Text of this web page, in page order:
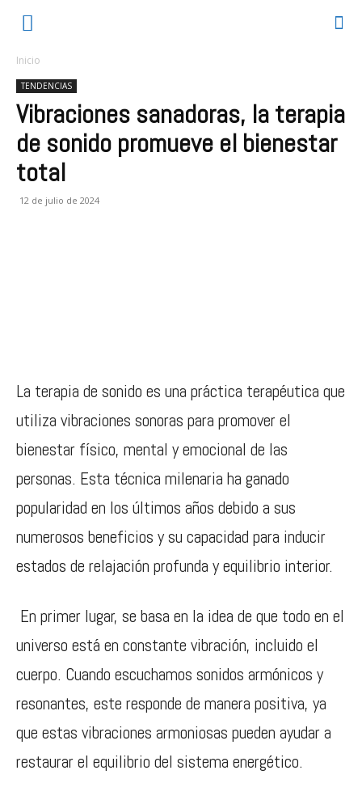
Inicio
TENDENCIAS
Vibraciones sanadoras, la terapia
de sonido promueve el bienestar
total
12 de julio de 2024
La terapia de sonido es una práctica terapéutica que
utiliza vibraciones sonoras para promover el
bienestar físico, mental y emocional de las
personas. Esta técnica milenaria ha ganado
popularidad en los últimos años debido a sus
numerosos beneficios y su capacidad para inducir
estados de relajación profunda y equilibrio interior.
En primer lugar, se basa en la idea de que todo en el
universo está en constante vibración, incluido el
cuerpo. Cuando escuchamos sonidos armónicos y
resonantes, este responde de manera positiva, ya
que estas vibraciones armoniosas pueden ayudar a
restaurar el equilibrio del sistema energético.